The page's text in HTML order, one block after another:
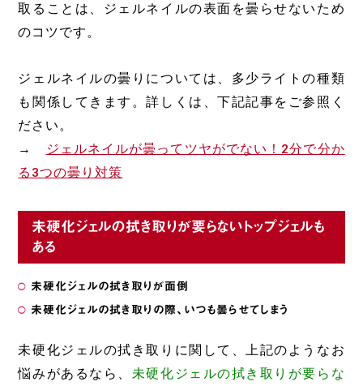
取ることは、ジェルネイルの表面を曇らせないため
のコツです。
ジェルネイルの曇りについては、多少ライトの種類
も関係してきます。詳しくは、下記記事をご参照く
ださい。
→
ジェルネイルが曇ってツヤがでない！2分で分か
る3つの曇り対策
未硬化ジェルの拭き取りが要らないトップジェルも
ある
未硬化ジェルの拭き取りが面倒
未硬化ジェルの拭き取りの際、いつも曇らせてしまう
未硬化ジェルの拭き取りに関して、上記のようなお
悩みがあるなら、 未硬化ジェルの拭き取りが要らな